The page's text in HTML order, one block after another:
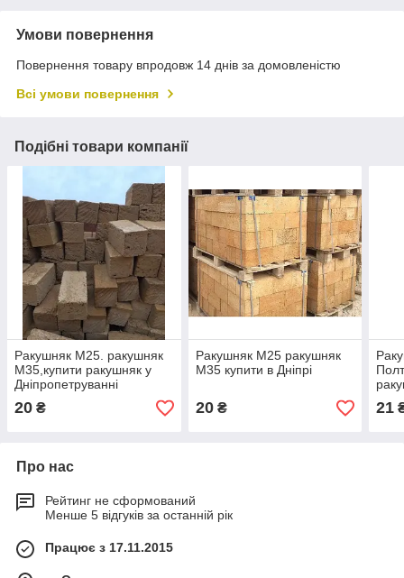
Умови повернення
Повернення товару впродовж 14 днів за домовленістю
Всі умови повернення
Подібні товари компанії
Ракушняк М25. ракушняк
М35,купити ракушняк у
Дніпропетруванні
20 ₴
Ракушняк М25 ракушняк
М35 купити в Дніпрі
20₴ 21
Про нас
Рейтинг не сформований
Менше 5 відгуків за останній рік
Працює з 17.11.2015